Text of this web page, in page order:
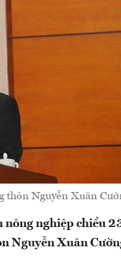
thôn Nguyễn Xuân
nông nghiệp chiều
Nguyễn Xuân